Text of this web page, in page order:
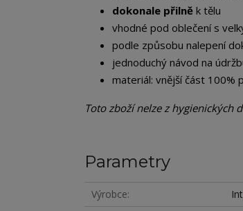
dokonale přilně k tělu
vhodné pod oblečení s
podle způsobu nalepení
jednoduchý návod na
materiál: vnější část 100%
Toto zboží nelze z hygienických
Parametry
Výrobce